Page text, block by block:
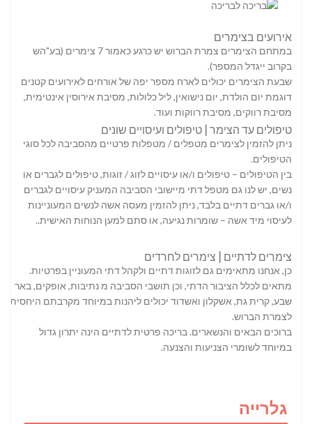
אירועים בצימרים
במתחם הצימרים צמרת הברוש יש כרגע כאמור 7 צימרים (בע"הש
בקרוב ייגדל המספר).
שבעת הצימרים יכולים לארח מספר יפה של אורחים לאירועים קטנים
דוגמת יום הולדת, יום נישואין, ליל כלולות, מסיבת אירוסין אינטימית,
מסיבת רווקים, מסיבת רווקות ועוד.
טיפולים עד הצימר | טיפולים ועיסויים שונים
ניתן להזמין לצימרים מטפלים / מטפלות פרטיים מהסביבה לכל סוגי
הטיפולים.
בין הטיפולים – טיפולים ו/או עיסויים לזוג / זוגות, טיפולים לגברים או
נשים, יש לנו גם מטפל דתי מיישובי הסביבה המעניק עיסויים לגברים
ו/או גברים דתיים בלבד, ניתן להזמין מעסה אשה לנשים המעוניינות
לעיסוי מיד אשה – שומרות נגיעה, או סתם למען הנוחות האישית..
צימרים לדתיים | צימרים לחרדים
כן, אנחנו מתאימים גם לזוגות דתיים ולקהל דתי המעוניין בפרטיות.
מתאים לכלל הציבור הדתי, וכן תושבי הסביבה מ נתיבות, אופקים, באר
שבע, קרית גת, אשקלון ואשדוד יכולים ליהנות במיוחד מקרבתם היחסית
לצמרת הברוש.
ברוכים הבאים והנשארים. בריכה פרטית לדתיים הינה יתרון גדול
במיוחד לשומרי הצניעות והצנעה.
גלרייה